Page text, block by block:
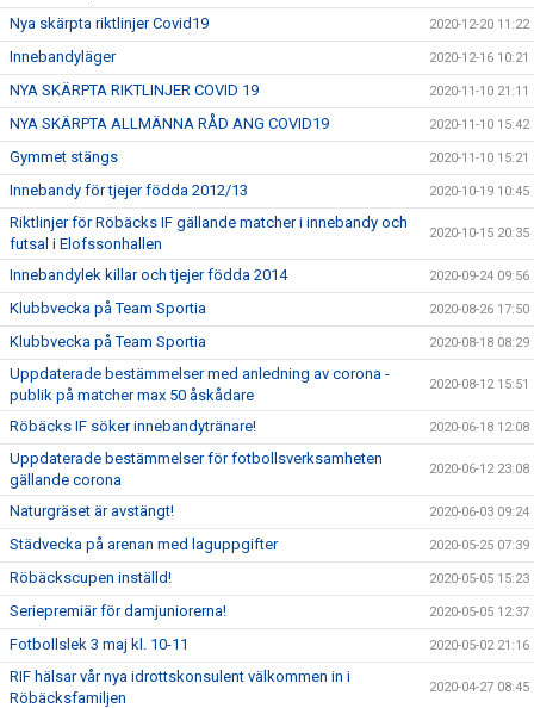
Nya skärpta riktlinjer Covid19 2020-12-20 11:22
Innebandyläger 2020-12-16 10:21
NYA SKÄRPTA RIKTLINJER COVID 19 2020-11-10 21:11
NYA SKÄRPTA ALLMÄNNA RÅD ANG COVID19 2020-11-10 15:42
Gymmet stängs 2020-11-10 15:21
Innebandy för tjejer födda 2012/13 2020-10-19 10:45
Riktlinjer för Röbäcks IF gällande matcher i innebandy och
futsal i Elofssonhallen
2020-10-15 20:35
Innebandylek killar och tjejer födda 2014 2020-09-24 09:56
Klubbvecka på Team Sportia 2020-08-26 17:50
Klubbvecka på Team Sportia 2020-08-18 08:29
Uppdaterade bestämmelser med anledning av corona -
publik på matcher max 50 åskådare
2020-08-12 15:51
Röbäcks IF söker innebandytränare! 2020-06-18 12:08
Uppdaterade bestämmelser för fotbollsverksamheten
gällande corona
2020-06-12 23:08
Naturgräset är avstängt! 2020-06-03 09:24
Städvecka på arenan med laguppgifter 2020-05-25 07:39
Röbäckscupen inställd! 2020-05-05 15:23
Seriepremiär för damjuniorerna! 2020-05-05 12:37
Fotbollslek 3 maj kl. 10-11 2020-05-02 21:16
RIF hälsar vår nya idrottskonsulent välkommen in i
Röbäcksfamiljen
2020-04-27 08:45